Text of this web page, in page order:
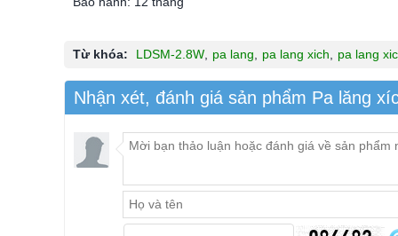
Từ khóa: LDSM-2.8W pa lang pa lang xich pa lang
Nhận xét, đánh giá sản phẩm Pa lăng